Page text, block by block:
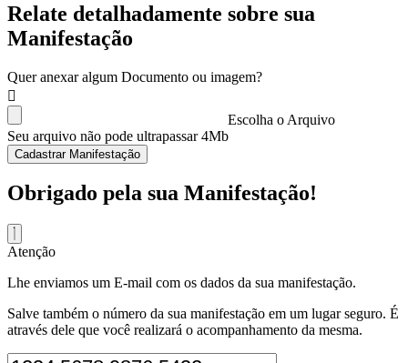
Relate detalhadamente sobre sua
Manifestação
Quer anexar algum Documento ou imagem?
Escolha o Arquivo
Seu arquivo não pode ultrapassar 4Mb
Cadastrar Manifestação
Obrigado pela sua Manifestação!
Atenção
Lhe enviamos um E-mail com os dados da sua manifestação.
Salve também o número da sua manifestação em um lugar seguro. É
através dele que você realizará o acompanhamento da mesma.